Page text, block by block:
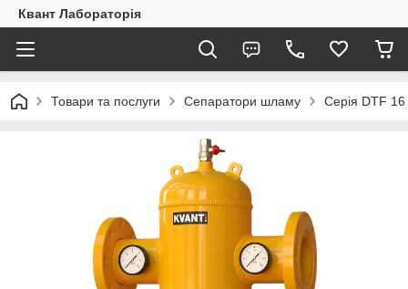
Квант Лабораторія
Товари та послуги Сепаратори шламу Серія DTF